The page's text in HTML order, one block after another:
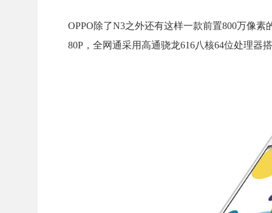
OPPO除了N3之外还有这样一款前置800万像
80P，全网通采用高通骁龙616八核64位处理器